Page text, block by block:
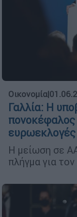
Οικονομία|
Γαλλία: Η
πονοκέφαλος
ευρωεκλογές
Η μείωση σε
πλήγμα για